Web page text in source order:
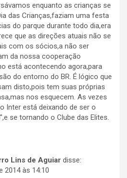
enquanto as crianças se
das Crianças,faziam uma festa
do parque durante todo dia,era
que as direções atuais não se
com os sócios,a não ser
da nossa cooperação
está acontecendo agora,para
do entorno do BR. É lógico que
disto,pois tem suas próprias
nos esquecem. As vezes
Inter está deixando de ser o
se tornando o Clube das Elites.
Lins de Aguiar disse:
2014 às 14:10